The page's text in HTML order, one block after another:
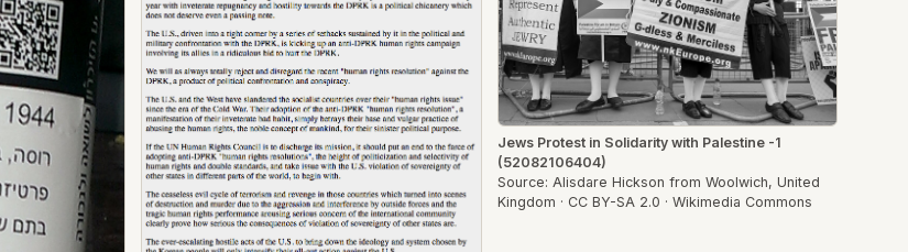
Jews Protest in Solidarity with Palestine -1
(52082106404)
Source: Alisdare Hickson from Woolwich, United
Kingdom · CC BY-SA 2.0 · Wikimedia Commons